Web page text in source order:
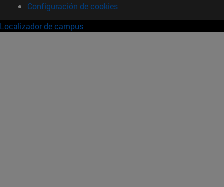
Configuración de cookies
Localizador de campus